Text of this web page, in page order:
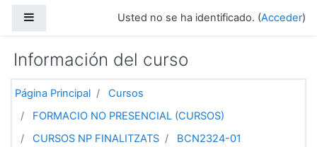
Usted no se ha identificado. (Acceder)
Información del curso
Página Principal
Cursos
FORMACIO NO PRESENCIAL (CURSOS)
CURSOS NP FINALITZATS
BCN2324-01